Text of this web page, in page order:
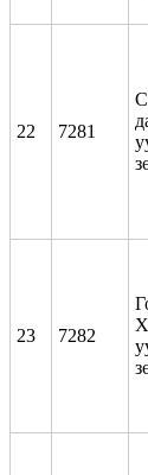
22 7281
23 7282